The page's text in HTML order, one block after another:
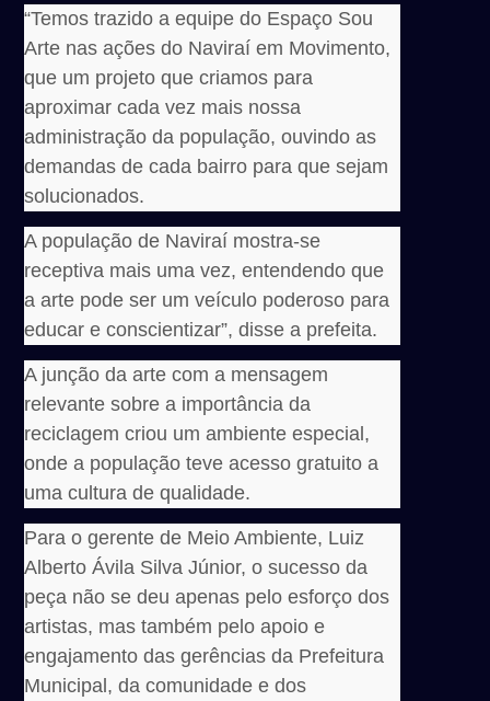
“Temos trazido a equipe do Espaço Sou
Arte nas ações do Naviraí em Movimento,
que um projeto que criamos para
aproximar cada vez mais nossa
administração da população, ouvindo as
demandas de cada bairro para que sejam
solucionados.
A população de Naviraí mostra-se
receptiva mais uma vez, entendendo que
a arte pode ser um veículo poderoso para
educar e conscientizar”, disse a prefeita.
A junção da arte com a mensagem
relevante sobre a importância da
reciclagem criou um ambiente especial,
onde a população teve acesso gratuito a
uma cultura de qualidade.
Para o gerente de Meio Ambiente, Luiz
Alberto Ávila Silva Júnior, o sucesso da
peça não se deu apenas pelo esforço dos
artistas, mas também pelo apoio e
engajamento das gerências da Prefeitura
Municipal, da comunidade e dos